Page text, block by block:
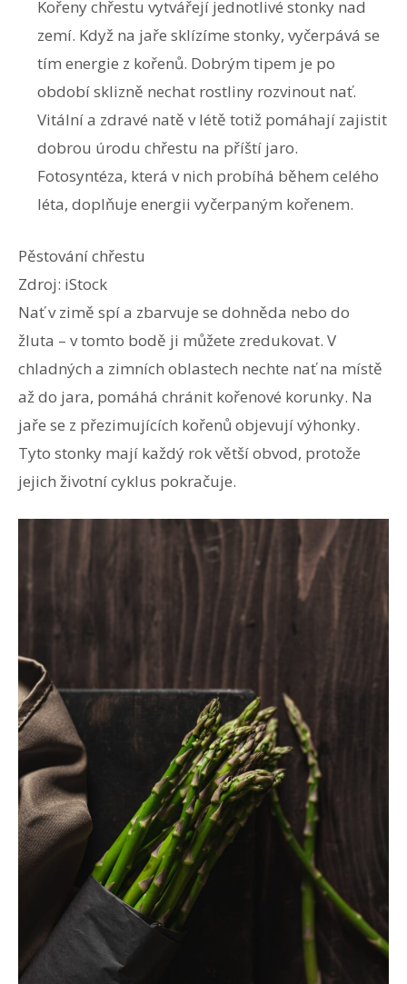
Kořeny chřestu vytvářejí jednotlivé stonky nad
zemí. Když na jaře sklízíme stonky, vyčerpává se
tím energie z kořenů. Dobrým tipem je po
období sklizně nechat rostliny rozvinout nať.
Vitální a zdravé natě v létě totiž pomáhají zajistit
dobrou úrodu chřestu na příští jaro.
Fotosyntéza, která v nich probíhá během celého
léta, doplňuje energii vyčerpaným kořenem.
Pěstování chřestu
Zdroj: iStock
Nať v zimě spí a zbarvuje se dohněda nebo do
žluta – v tomto bodě ji můžete zredukovat. V
chladných a zimních oblastech nechte nať na místě
až do jara, pomáhá chránit kořenové korunky. Na
jaře se z přezimujících kořenů objevují výhonky.
Tyto stonky mají každý rok větší obvod, protože
jejich životní cyklus pokračuje.